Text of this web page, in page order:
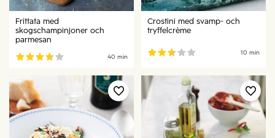
Frittata med
skogschampinjoner och
parmesan
40 min
Crostini med svamp- och
tryffelcrème
10 min